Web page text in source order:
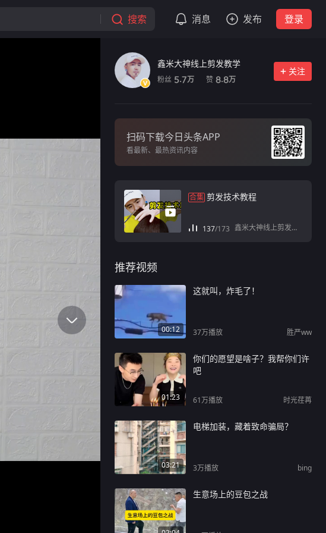
搜索 消息 发布 登录
鑫米大神线上剪发教学
粉丝 5.7万 赞 8.8万
关注
扫码下载今日头条APP
看最新、最热资讯内容
合集 剪发技术教程
137/173 鑫米大神线上剪发教学
推荐视频
00:12
这就叫，炸毛了！
37万播放 胜严ww
01:23
你们的愿望是啥子？我帮你们许
吧
61万播放 时光荏苒
03:21
电梯加装，藏着致命骗局？
3万播放 bing
生意场上的豆包之战